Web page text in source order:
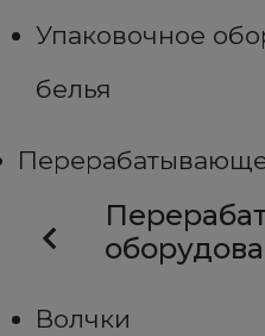
Упаковочное
белья
Волчки